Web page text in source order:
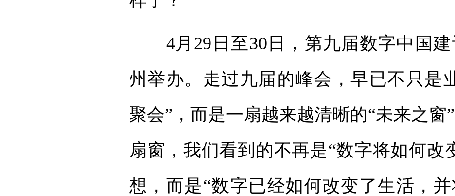
4月29日至30日，第九届数字中国建
州举办。走过九届的峰会，早已不只是
聚会”，而是一扇越来越清晰的“未来之窗
扇窗，我们看到的不再是“数字将如何改
想，而是“数字已经如何改变了生活，